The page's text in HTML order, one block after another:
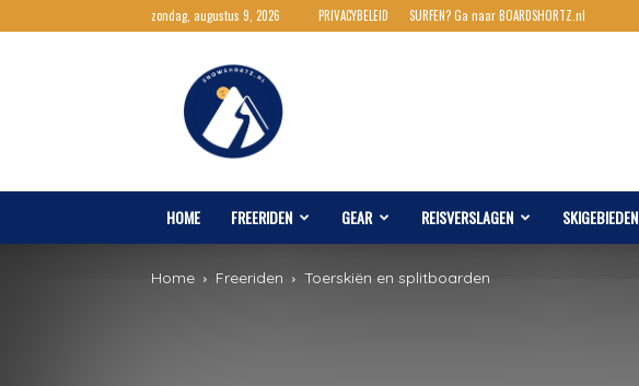
zondag, augustus 9, 2026 PRIVACYBELEID SURFEN? Ga naar BOARDSHORTZ.nl
Snowshortz.nl
HOME FREERIDEN GEAR REISVERSLAGEN SKIGEBIEDEN
Home Freeriden Toerskiën en splitboarden